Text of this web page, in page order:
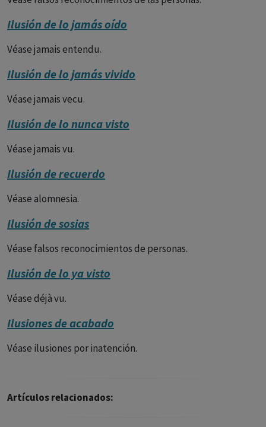
Ilusión de lo jamás oído
Véase jamais entendu.
Ilusión de lo jamás vivido
Véase jamais vecu.
Ilusión de lo nunca visto
Véase jamais vu.
Ilusión de recuerdo
Véase alomnesia.
Ilusión de sosias
Véase falsos reconocimientos de personas.
Ilusión de lo ya visto
Véase déjà vu.
Ilusiones de acabado
Véase ilusiones por inatención.
Artículos relacionados: